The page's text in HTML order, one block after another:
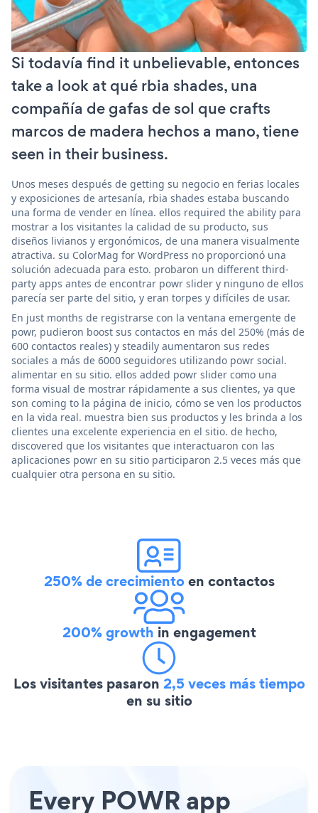
Si todavía find it unbelievable, entonces
take a look at qué rbia shades, una
compañía de gafas de sol que crafts
marcos de madera hechos a mano, tiene
seen in their business.
Unos meses después de getting su negocio en ferias locales
y exposiciones de artesanía, rbia shades estaba buscando
una forma de vender en línea. ellos required the ability para
mostrar a los visitantes la calidad de su producto, sus
diseños livianos y ergonómicos, de una manera visualmente
atractiva. su ColorMag for WordPress no proporcionó una
solución adecuada para esto. probaron un different third-
party apps antes de encontrar powr slider y ninguno de ellos
parecía ser parte del sitio, y eran torpes y difíciles de usar.
En just months de registrarse con la ventana emergente de
powr, pudieron boost sus contactos en más del 250% (más de
600 contactos reales) y steadily aumentaron sus redes
sociales a más de 6000 seguidores utilizando powr social.
alimentar en su sitio. ellos added powr slider como una
forma visual de mostrar rápidamente a sus clientes, ya que
son coming to la página de inicio, cómo se ven los productos
en la vida real. muestra bien sus productos y les brinda a los
clientes una excelente experiencia en el sitio. de hecho,
discovered que los visitantes que interactuaron con las
aplicaciones powr en su sitio participaron 2.5 veces más que
cualquier otra persona en su sitio.
250% de crecimientoen contactos
200% growth in engagement
Los visitantes pasaron 2,5 veces más tiempo
en su sitio
Every POWR app